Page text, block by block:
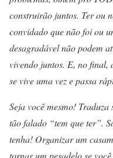
construirão juntos. Ter ou
convidado que não foi ou
desagradável não podem
vivendo juntos. E, no final,
se vive uma vez e passa
Seja você mesmo!
tão falado “tem que ter”.
tenha! Organizar um
tornar um pesadelo se